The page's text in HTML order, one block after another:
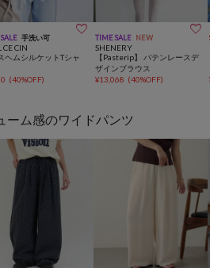
手洗い可 
CE CIN
ヘムシルケットTシャ
(40%OFF)
TIME SALE NEW 
SHENERY
【Pasterip】 バテンレースデ
ザインブラウス
¥13,068 (40%OFF)
ーム感のワイドパンツ